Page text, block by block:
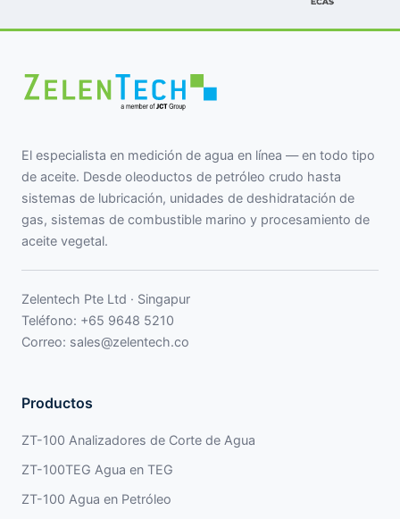
El especialista en medición de agua en línea — en todo tipo
de aceite. Desde oleoductos de petróleo crudo hasta
sistemas de lubricación, unidades de deshidratación de
gas, sistemas de combustible marino y procesamiento de
aceite vegetal.
Zelentech Pte Ltd · Singapur
Teléfono: +65 9648 5210
Correo: sales@zelentech.co
Productos
ZT-100 Analizadores de Corte de Agua
ZT-100TEG Agua en TEG
ZT-100 Agua en Petróleo